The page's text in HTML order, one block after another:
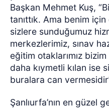
Başkan Mehmet Kuş,
tanıttık. Ama benim
sizlere sunduğumuz
merkezlerimiz, sınav
eğitim otaklarımız
daha kıymetli kılan ise
buralara can
Şanlıurfa’nın en güzel